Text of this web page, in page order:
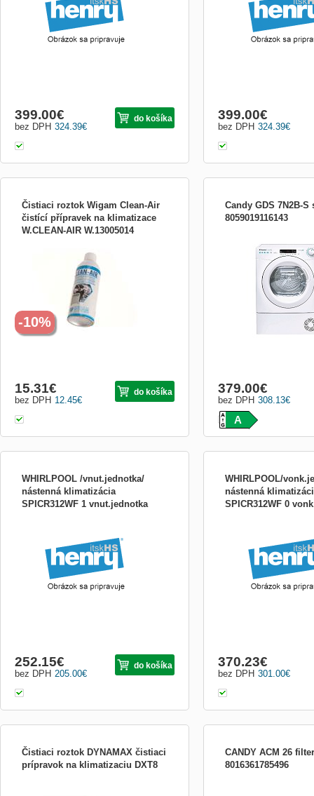
324.39€
bez DPH
399.00€ do košíka
324.39€
bez DPH
399.00€
Čistiaci roztok Wigam Clean-Air
čistící přípravek na klimatizace
W.CLEAN-AIR W.13005014
Ostraňuje zápach z klimatizačních
systémů a dezinfikuje. Upozornění: Datum
na lahvičce je datem plnění náplně do
tlakové nádoby. Doba použitelnosti spreje
je za předpok...
12.45€
bez DPH
15.31€ do košíka
-10%
Candy GDS 7N2B-S
8059019116143
samostatne stojaca,
(nové označenie D),
maximálne množstvo
hlučnosť 64 dB, spotreba
kWh/100 cyklů, odložený
čerpadlo, displej a detská
308.13€
bez DPH
379.00€
A
WHIRLPOOL /vnut.jednotka/
nástenná klimatizácia
SPICR312WF 1 vnut.jednotka
205.00€
bez DPH
252.15€ do košíka
WHIRLPOOL/
nástenná
SPICR312WF 0
301.00€
bez DPH
370.23€
Čistiaci roztok DYNAMAX čistiaci
prípravok na klimatizaciu DXT8
CANDY ACM 26
8016361785496